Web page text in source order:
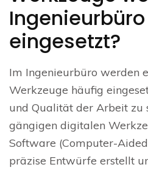
eingesetzt?
Im Ingenieurbüro werden
Werkzeuge häufig
und Qualität der Arbeit zu
gängigen digitalen
Software (Computer-
präzise Entwürfe erstellt